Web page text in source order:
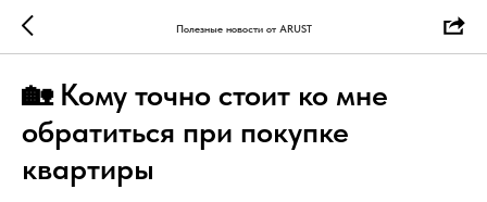
Полезные новости от ARUST
🏡 Кому точно стоит ко мне
обратиться при покупке
квартиры